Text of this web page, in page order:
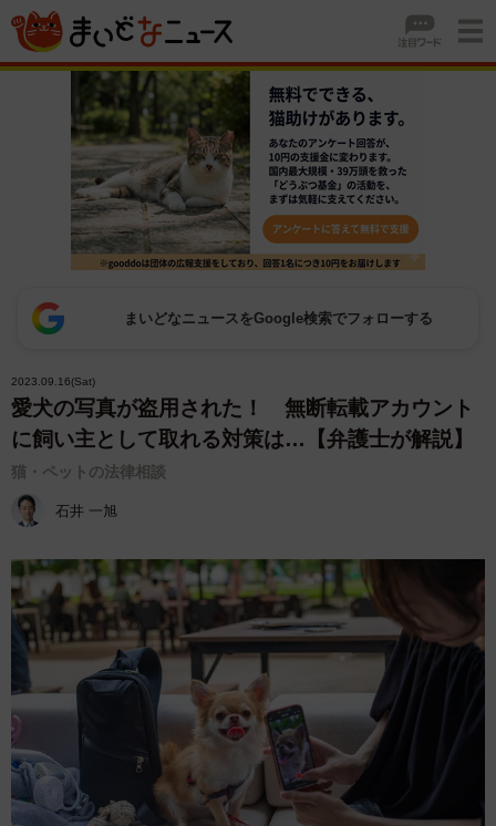
まいどなニュースをGoogle検索でフォローする
2023.09.16(Sat)
愛犬の写真が盗用された！ 無断転載アカウント
に飼い主として取れる対策は…【弁護士が解説】
猫・ペットの法律相談
石井 一旭